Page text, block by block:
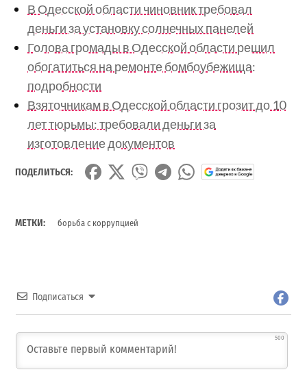
В Одесской области чиновник требовал
деньги за установку солнечных панелей
Голова громады в Одесской области решил
обогатиться на ремонте бомбоубежища:
подробности
Взяточникам в Одесской области грозит до 10
лет тюрьмы: требовали деньги за
изготовление документов
ПОДЕЛИТЬСЯ:
МЕТКИ: борьба с коррупцией
Подписаться
500